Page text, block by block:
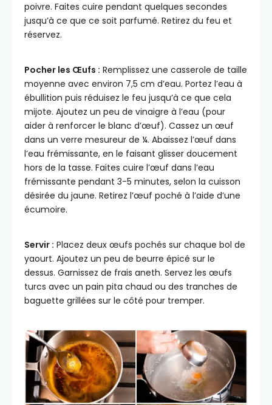
poivre. Faites cuire pendant quelques secondes
jusqu’à ce que ce soit parfumé. Retirez du feu et
réservez.
Pocher les Œufs : Remplissez une casserole de taille
moyenne avec environ 7,5 cm d’eau. Portez l’eau à
ébullition puis réduisez le feu jusqu’à ce que cela
mijote. Ajoutez un peu de vinaigre à l’eau (pour
aider à renforcer le blanc d’œuf). Cassez un œuf
dans un verre mesureur de ¼. Abaissez l’œuf dans
l’eau frémissante, en le faisant glisser doucement
hors de la tasse. Faites cuire l’œuf dans l’eau
frémissante pendant 3-5 minutes, selon la cuisson
désirée du jaune. Retirez l’œuf poché à l’aide d’une
écumoire.
Servir : Placez deux œufs pochés sur chaque bol de
yaourt. Ajoutez un peu de beurre épicé sur le
dessus. Garnissez de frais aneth. Servez les œufs
turcs avec un pain pita chaud ou des tranches de
baguette grillées sur le côté pour tremper.